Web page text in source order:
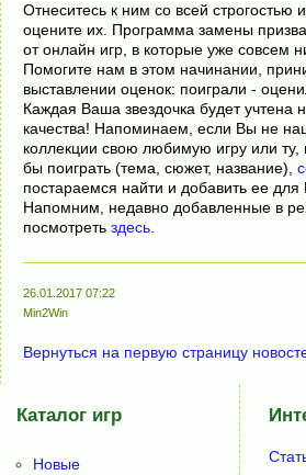
Отнеситесь к ним со всей строгостью
оцените их. Программа замены
от онлайн игр, в которые уже совсем
Помогите нам в этом начинании,
выставлении оценок: поиграли -
Каждая Ваша звездочка будет учтена
качества! Напоминаем, если Вы не
коллекции свою любимую игру или ту,
бы поиграть (тема, сюжет, название),
постараемся найти и добавить ее для
Напомним, недавно добавленные в
посмотреть здесь.
26.01.2017 07:22
Min2Win
Вернуться на первую страницу
Каталог игр
Новые